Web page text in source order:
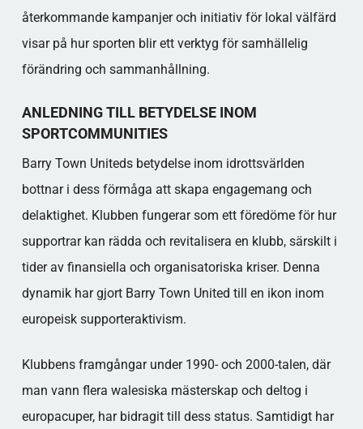
återkommande kampanjer och initiativ för lokal välfärd
visar på hur sporten blir ett verktyg för samhällelig
förändring och sammanhållning.
ANLEDNING TILL BETYDELSE INOM
SPORTCOMMUNITIES
Barry Town Uniteds betydelse inom idrottsvärlden
bottnar i dess förmåga att skapa engagemang och
delaktighet. Klubben fungerar som ett föredöme för hur
supportrar kan rädda och revitalisera en klubb, särskilt i
tider av finansiella och organisatoriska kriser. Denna
dynamik har gjort Barry Town United till en ikon inom
europeisk supporteraktivism.
Klubbens framgångar under 1990- och 2000-talen, där
man vann flera walesiska mästerskap och deltog i
europacuper, har bidragit till dess status. Samtidigt har